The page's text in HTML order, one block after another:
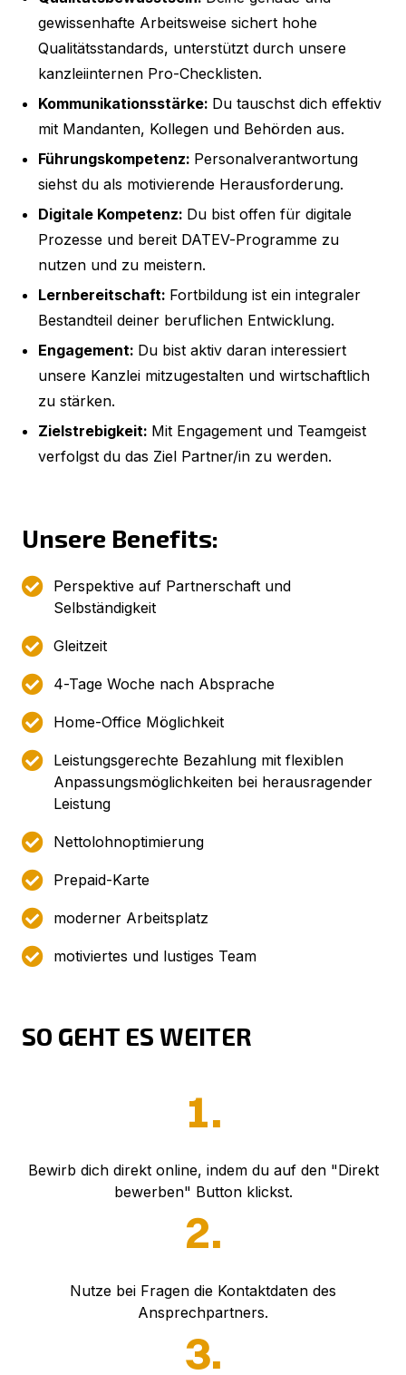
gewissenhafte Arbeitsweise sichert hohe
Qualitätsstandards, unterstützt durch unsere
kanzleiinternen Pro-Checklisten.
Kommunikationsstärke: Du tauschst dich effektiv
mit Mandanten, Kollegen und Behörden aus.
Führungskompetenz: Personalverantwortung
siehst du als motivierende Herausforderung.
Digitale Kompetenz: Du bist offen für digitale
Prozesse und bereit DATEV-Programme zu
nutzen und zu meistern.
Lernbereitschaft: Fortbildung ist ein integraler
Bestandteil deiner beruflichen Entwicklung.
Engagement: Du bist aktiv daran interessiert
unsere Kanzlei mitzugestalten und wirtschaftlich
zu stärken.
Zielstrebigkeit: Mit Engagement und Teamgeist
verfolgst du das Ziel Partner/in zu werden.
Unsere Benefits:
Perspektive auf Partnerschaft und
Selbständigkeit
Gleitzeit
4-Tage Woche nach Absprache
Home-Office Möglichkeit
Leistungsgerechte Bezahlung mit flexiblen
Anpassungsmöglichkeiten bei herausragender
Leistung
Nettolohnoptimierung
Prepaid-Karte
moderner Arbeitsplatz
motiviertes und lustiges Team
SO GEHT ES WEITER
1.
Bewirb dich direkt online, indem du auf den "Direkt
bewerben" Button klickst.
2.
Nutze bei Fragen die Kontaktdaten des
Ansprechpartners.
3.